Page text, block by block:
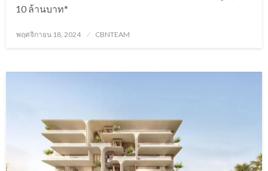
10 ล้านบาท*
Posted
พฤศจิกายน 18, 2024 CBNTEAM